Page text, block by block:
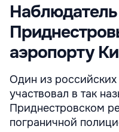
аэропорту
Один из
участвовал в так
Приднестровском
пограничной